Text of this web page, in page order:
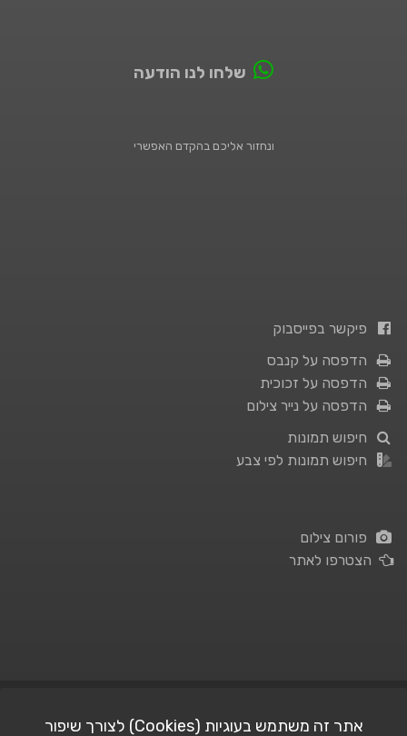
שלחו לנו הודעה
ונחזור אליכם בהקדם האפשרי
פיקשר בפייסבוק
הדפסה על קנבס
הדפסה על זכוכית
הדפסה על נייר צילום
חיפוש תמונות
חיפוש תמונות לפי צבע
פורום צילום
הצטרפו לאתר
אתר זה משתמש בעוגיות (Cookies) לצורך שיפור